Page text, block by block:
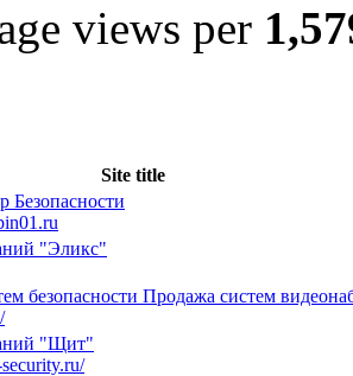
views per
Site title
"Эликс"
безопасности Продажа систем
"Щит"